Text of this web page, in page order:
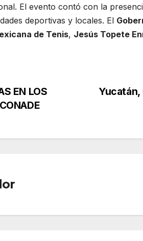
El evento contó con la
deportivas y locales. El
de Tenis, Jesús Topete
EN LOS